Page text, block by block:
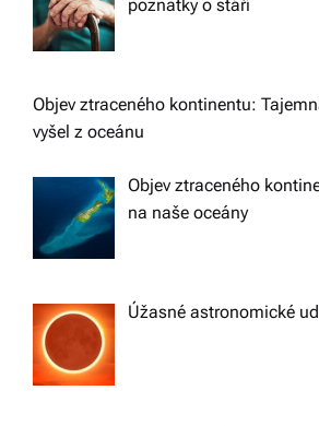
poznatky o stáří
Objev ztraceného kontinentu:
vyšel z oceánu
Objev ztraceného
na naše oceány
Úžasné astronomické